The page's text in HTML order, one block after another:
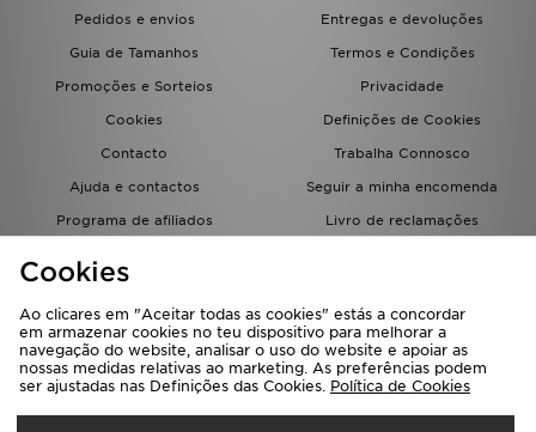
Pedidos e envios
Entregas e devoluções
Guia de Tamanhos
Termos e Condições
Promoções e Sorteios
Privacidade
Cookies
Definições de Cookies
Contacto
Trabalha Connosco
Ajuda e contactos
Seguir a minha encomenda
Programa de afiliados
Livro de reclamações
Seleciona O País
Cookies
Ao clicares em "Aceitar todas as cookies" estás a concordar
em armazenar cookies no teu dispositivo para melhorar a
navegação do website, analisar o uso do website e apoiar as
nossas medidas relativas ao marketing. As preferências podem
ser ajustadas nas Definições das Cookies. Política de Cookies